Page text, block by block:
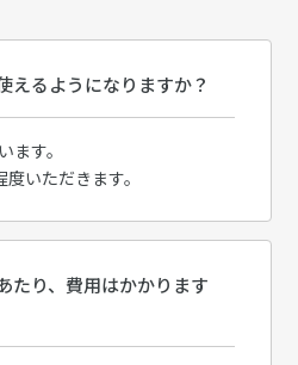
えるようになりますか？
ます。
いただきます。
たり、費用はかかります